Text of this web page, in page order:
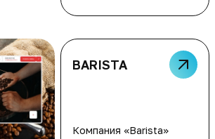
BARISTA
Компания «Barista»